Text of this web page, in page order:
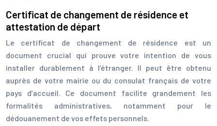
Certificat de changement de résidence et
attestation de départ
Le certificat de changement de résidence est un
document crucial qui prouve votre intention de vous
installer durablement à l’étranger. Il peut être obtenu
auprès de votre mairie ou du consulat français de votre
pays d’accueil. Ce document facilite grandement les
formalités administratives, notamment pour le
dédouanement de vos effets personnels.